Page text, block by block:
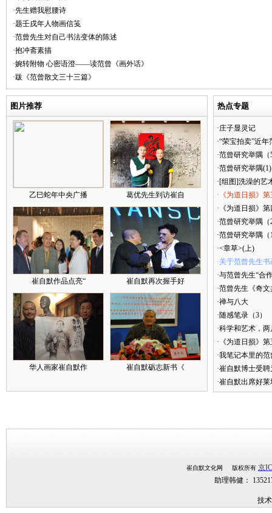
·先生赠我慰腰诗
·题壬戌年人物画信笺
·范曾先生对自己书法变体的陈述
·抱冲斋素描
·婉转附物 心密语澄——读范曾《画外话》
·跋《范曾散文三十三篇》
图片推荐
乙巳蛇年中央广播 葛优先生到访崔自
崔自默作品点亮“ 崔自默再次握手好
华人画家崔自默作 崔自默砺志新书《
热点专题
·庄子显灵记
·“荣宝拍卖”近
·范曾研究举隅（
·范曾研究举隅(1)
·[组图]洗澡的艺
·《为道日损》
·《为道日损》
·范曾研究举隅（
·范曾研究举隅（
·<章草>(上)
·关于范曾先生
·与范曾先生“合
·范曾先生《奇
·禅与八大
·随感笔录（3）
·科学和艺术，
·《为道日损》
·我笔记本里的
·崔自默博士受
·崔自默出席好
崔自默文化网 版权所有 京
助理韩健：
技